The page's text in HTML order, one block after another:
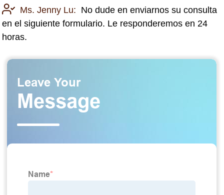
Ms. Jenny Lu: No dude en enviarnos su consulta
en el siguiente formulario. Le responderemos en 24
horas.